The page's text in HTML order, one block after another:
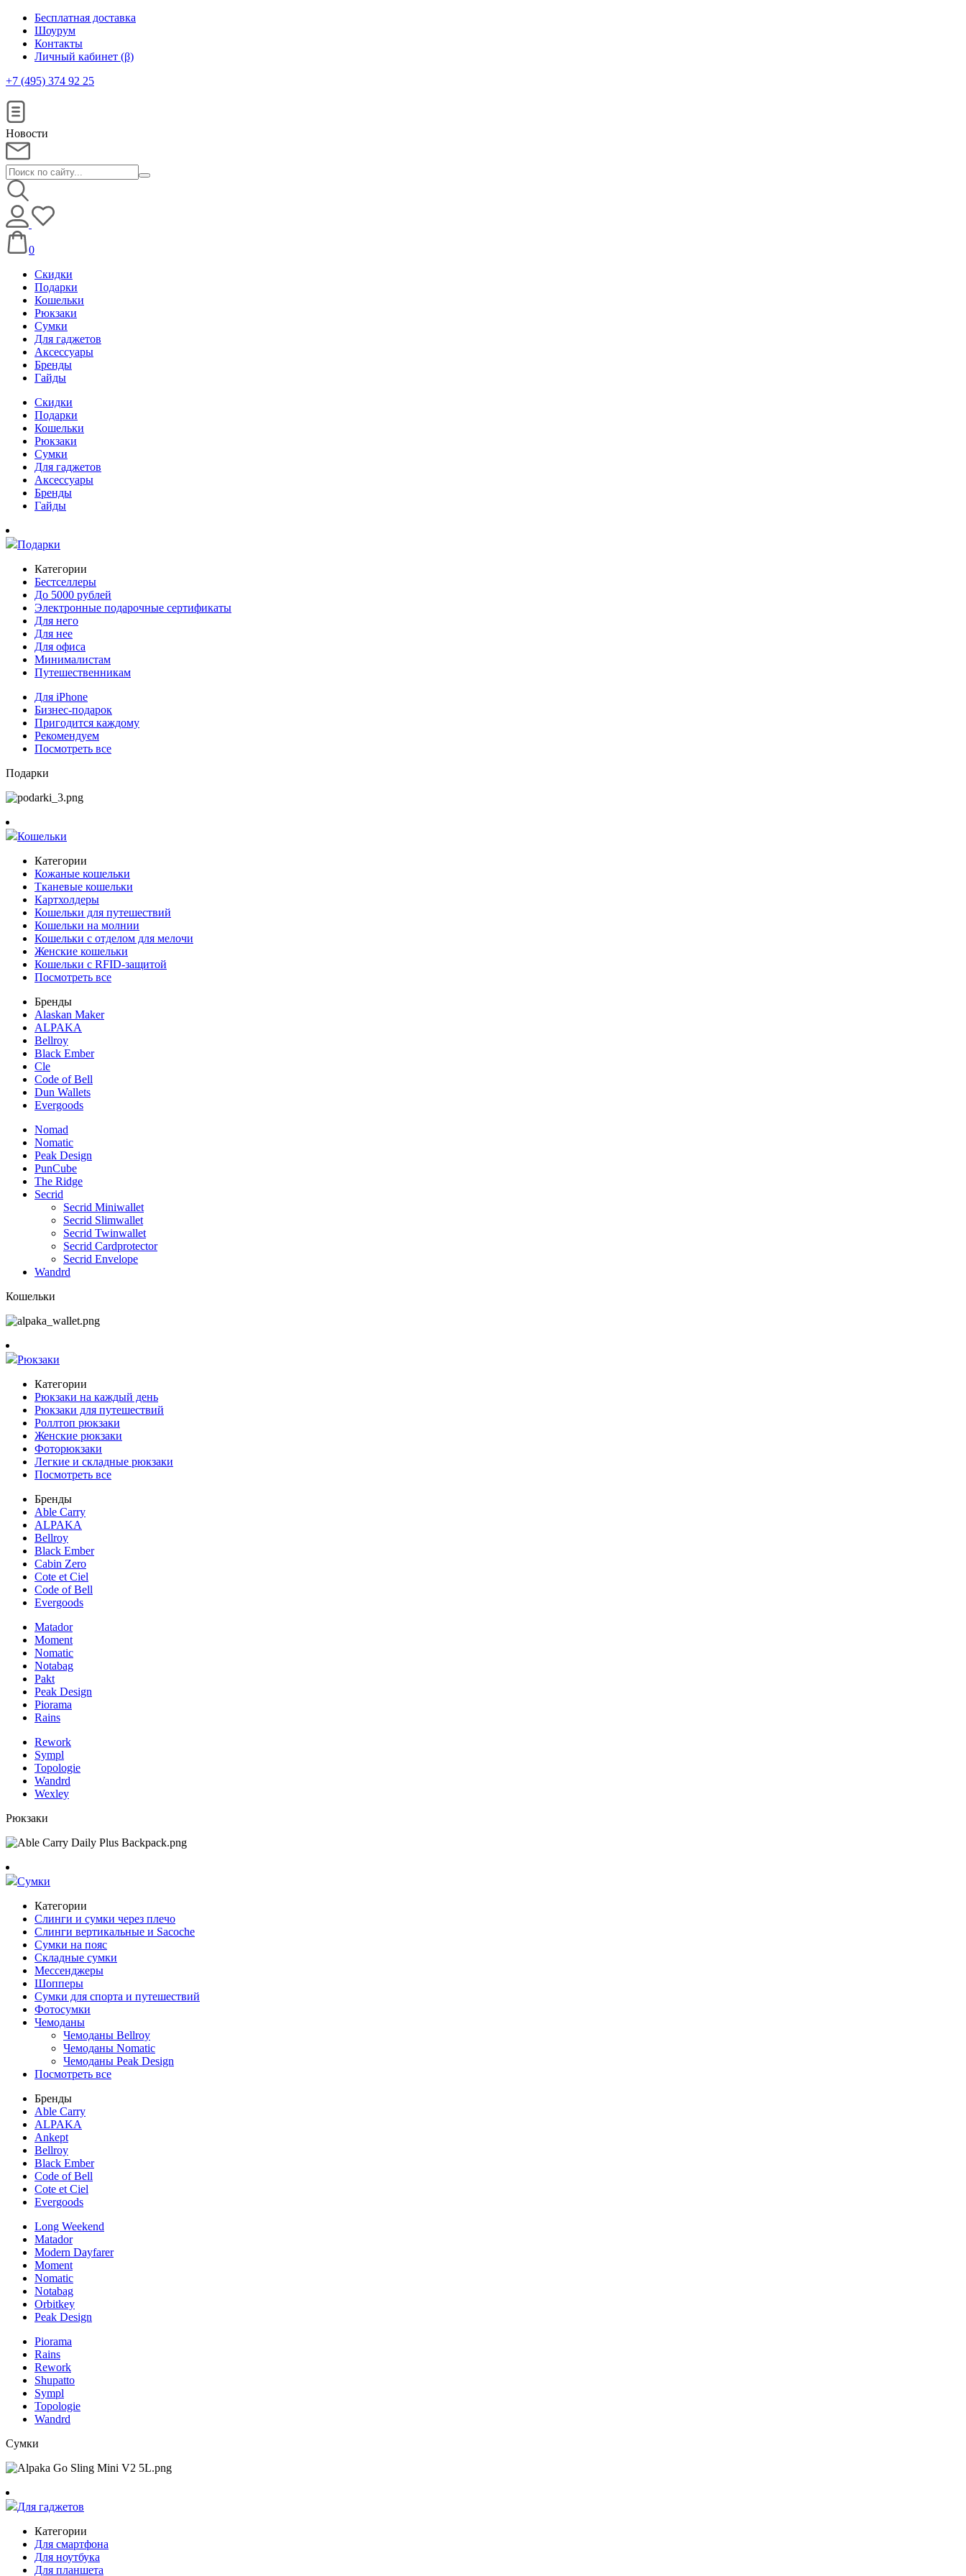
Бесплатная доставка
Шоурум
Контакты
Личный кабинет (β)
+7 (495) 374 92 25
Новости
0
Скидки
Подарки
Кошельки
Рюкзаки
Сумки
Для гаджетов
Аксессуары
Бренды
Гайды
Скидки
Подарки
Кошельки
Рюкзаки
Сумки
Для гаджетов
Аксессуары
Бренды
Гайды
Подарки
Категории
Бестселлеры
До 5000 рублей
Электронные подарочные сертификаты
Для него
Для нее
Для офиса
Минималистам
Путешественникам
Для iPhone
Бизнес-подарок
Пригодится каждому
Рекомендуем
Посмотреть все
Подарки
Кошельки
Категории
Кожаные кошельки
Тканевые кошельки
Картхолдеры
Кошельки для путешествий
Кошельки на молнии
Кошельки с отделом для мелочи
Женские кошельки
Кошельки с RFID-защитой
Посмотреть все
Бренды
Alaskan Maker
ALPAKA
Bellroy
Black Ember
Cle
Code of Bell
Dun Wallets
Evergoods
Nomad
Nomatic
Peak Design
PunCube
The Ridge
Secrid
Secrid Miniwallet
Secrid Slimwallet
Secrid Twinwallet
Secrid Cardprotector
Secrid Envelope
Wandrd
Кошельки
Рюкзаки
Категории
Рюкзаки на каждый день
Рюкзаки для путешествий
Роллтоп рюкзаки
Женские рюкзаки
Фоторюкзаки
Легкие и складные рюкзаки
Посмотреть все
Бренды
Able Carry
ALPAKA
Bellroy
Black Ember
Cabin Zero
Cote et Ciel
Code of Bell
Evergoods
Matador
Moment
Nomatic
Notabag
Pakt
Peak Design
Piorama
Rains
Rework
Sympl
Topologie
Wandrd
Wexley
Рюкзаки
Сумки
Категории
Слинги и сумки через плечо
Слинги вертикальные и Sacoche
Сумки на пояс
Складные сумки
Мессенджеры
Шопперы
Сумки для спорта и путешествий
Фотосумки
Чемоданы
Чемоданы Bellroy
Чемоданы Nomatic
Чемоданы Peak Design
Посмотреть все
Бренды
Able Carry
ALPAKA
Ankept
Bellroy
Black Ember
Code of Bell
Cote et Ciel
Evergoods
Long Weekend
Matador
Modern Dayfarer
Moment
Nomatic
Notabag
Orbitkey
Peak Design
Piorama
Rains
Rework
Shupatto
Sympl
Topologie
Wandrd
Сумки
Для гаджетов
Категории
Для смартфона
Для ноутбука
Для планшета